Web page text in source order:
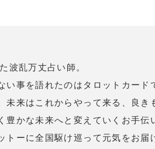
波乱万丈占い師。
事を語れたのはタロットカード
未来はこれからやって来る、良き
豊かな未来へと変えていくお手伝
ーに全国駆け巡って元気をお届